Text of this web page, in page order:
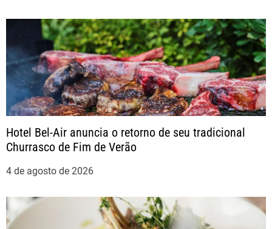
P
o
s
t
Hotel Bel-Air anuncia o retorno de seu tradicional
Churrasco de Fim de Verão
4 de agosto de 2026